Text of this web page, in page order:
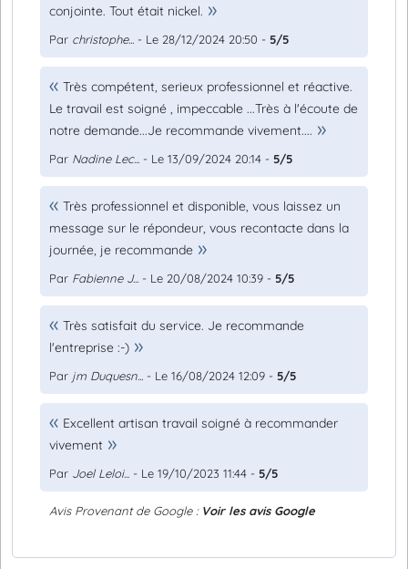
conjointe. Tout était nickel.
Par christophe... - Le 28/12/2024 20:50 - 5/5
Très compétent, serieux professionnel et réactive.
Le travail est soigné , impeccable ...Très à l'écoute de
notre demande...Je recommande vivement....
Par Nadine Lec... - Le 13/09/2024 20:14 - 5/5
Très professionnel et disponible, vous laissez un
message sur le répondeur, vous recontacte dans la
journée, je recommande
Par Fabienne J... - Le 20/08/2024 10:39 - 5/5
Très satisfait du service. Je recommande
l'entreprise :-)
Par jm Duquesn... - Le 16/08/2024 12:09 - 5/5
Excellent artisan travail soigné à recommander
vivement
Par Joel Leloi... - Le 19/10/2023 11:44 - 5/5
Avis Provenant de Google : Voir les avis Google